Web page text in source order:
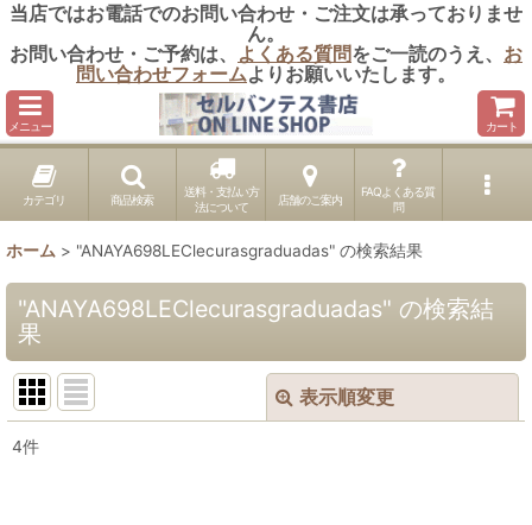
当店ではお電話でのお問い合わせ・ご注文は承っておりませ
ん。
お問い合わせ・ご予約は、 よくある質問をご一読のうえ、 お
問い合わせフォームよりお願いいたします。
メニュー カート
カテゴリ 商品検索
送料・支払い方
法について
店舗のご案内
FAQよくある質
問
ホーム > "ANAYA698LEClecurasgraduadas" の検索結果
"ANAYA698LEClecurasgraduadas" の検索結
果
表示順変更
商品検索
4件